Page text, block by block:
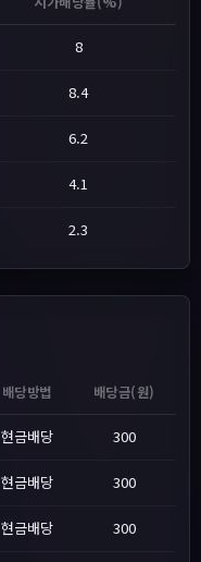
8
8.4
6.2
4.1
2.3
배당방법 배당금(원)
현금배당 300
현금배당 300
현금배당 300